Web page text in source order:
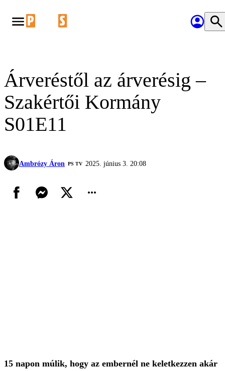
Árveréstől az árverésig –
Szakértői Kormány
S01E11
Ambrózy Áron PS TV 2025. június 3. 20:08
15 napon múlik, hogy az embernél ne keletkezzen akár